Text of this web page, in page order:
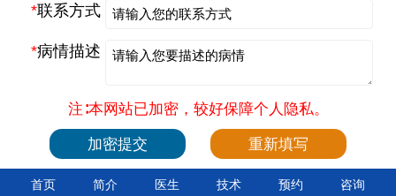
*联系方式
*病情描述
注∶本网站已加密，较好保障个人隐私。
首页 简介 医生 技术 预约 咨询